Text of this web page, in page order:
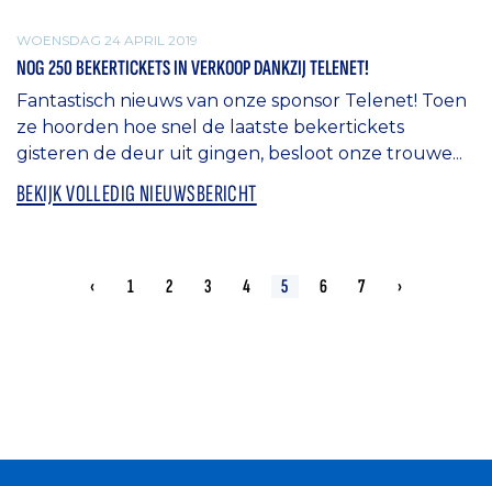
WOENSDAG 24 APRIL 2019
NOG 250 BEKERTICKETS IN VERKOOP DANKZIJ TELENET!
Fantastisch nieuws van onze sponsor Telenet! Toen
ze hoorden hoe snel de laatste bekertickets
gisteren de deur uit gingen, besloot onze trouwe...
BEKIJK VOLLEDIG NIEUWSBERICHT
‹ 1 2 3 4 5 6 7 ›